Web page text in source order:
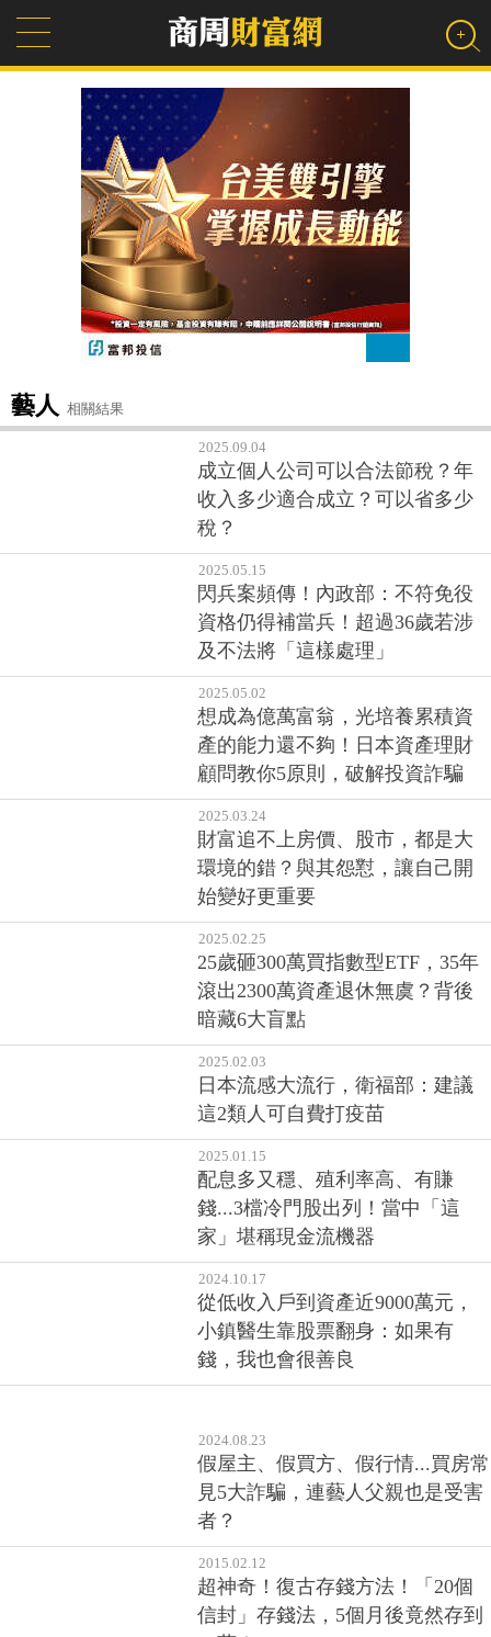
藝人 相關結果
2025.09.04
成立個人公司可以合法節稅？年
收入多少適合成立？可以省多少
稅？
2025.05.15
閃兵案頻傳！內政部：不符免役
資格仍得補當兵！超過36歲若涉
及不法將「這樣處理」
2025.05.02
想成為億萬富翁，光培養累積資
產的能力還不夠！日本資產理財
顧問教你5原則，破解投資詐騙
2025.03.24
財富追不上房價、股市，都是大
環境的錯？與其怨懟，讓自己開
始變好更重要
2025.02.25
25歲砸300萬買指數型ETF，35年
滾出2300萬資產退休無虞？背後
暗藏6大盲點
2025.02.03
日本流感大流行，衛福部：建議
這2類人可自費打疫苗
2025.01.15
配息多又穩、殖利率高、有賺
錢...3檔冷門股出列！當中「這
家」堪稱現金流機器
2024.10.17
從低收入戶到資產近9000萬元，
小鎮醫生靠股票翻身：如果有
錢，我也會很善良
2024.08.23
假屋主、假買方、假行情...買房常
見5大詐騙，連藝人父親也是受害
者？
2015.02.12
超神奇！復古存錢方法！「20個
信封」存錢法，5個月後竟然存到